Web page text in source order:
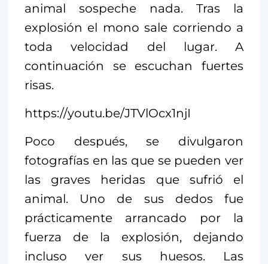
animal sospeche nada. Tras la
explosión el mono sale corriendo a
toda velocidad del lugar. A
continuación se escuchan fuertes
risas.
https://youtu.be/JTVlOcx1njI
Poco después, se divulgaron
fotografías en las que se pueden ver
las graves heridas que sufrió el
animal. Uno de sus dedos fue
prácticamente arrancado por la
fuerza de la explosión, dejando
incluso ver sus huesos. Las